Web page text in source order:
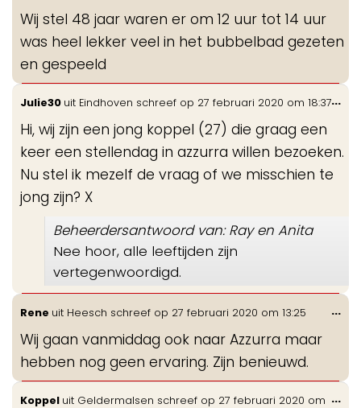
Wij stel 48 jaar waren er om 12 uur tot 14 uur
was heel lekker veel in het bubbelbad gezeten
en gespeeld
Julie30 uit Eindhoven schreef op 27 februari 2020 om 18:37
Hi, wij zijn een jong koppel (27) die graag een
keer een stellendag in azzurra willen bezoeken.
Nu stel ik mezelf de vraag of we misschien te
jong zijn? X
Beheerdersantwoord van: Ray en Anita
Nee hoor, alle leeftijden zijn
vertegenwoordigd.
...
Rene uit Heesch schreef op 27 februari 2020 om 13:25
Wij gaan vanmiddag ook naar Azzurra maar
hebben nog geen ervaring. Zijn benieuwd.
...
Koppel uit Geldermalsen schreef op 27 februari 2020 om ...